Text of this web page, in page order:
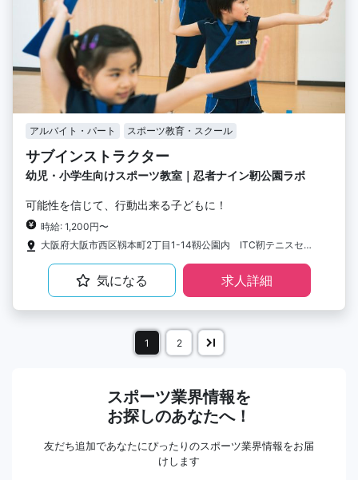
アルバイト・パート スポーツ教育・スクール
サブインストラクター
幼児・小学生向けスポーツ教室｜忍者ナイン靭公園ラボ
可能性を信じて、行動出来る子どもに！
時給: 1,200円〜
大阪府大阪市西区靱本町2丁目1-14靱公園内 ITC靭テニスセンター
気になる 求人詳細
1 2
スポーツ業界情報を
お探しのあなたへ！
友だち追加であなたにぴったりのスポーツ業界情報をお届
けします